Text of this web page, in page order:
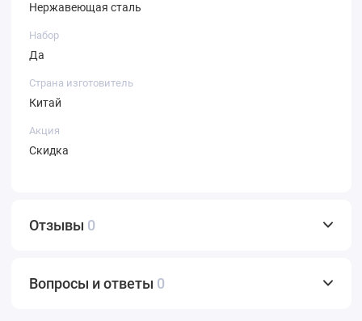
Нержавеющая сталь
Набор
Да
Страна изготовитель
Китай
Акция
Скидка
Отзывы 0
Вопросы и ответы 0